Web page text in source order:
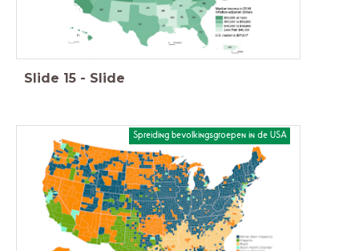
Slide 15 - Slide
Spreiding bevolkingsgroepen in de USA